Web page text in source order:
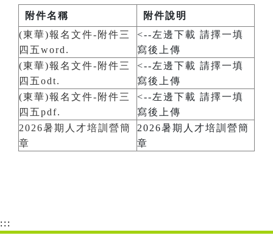
附件名稱
附件說明
(東華)報名文件-附件三
四五word.
<--左邊下載 請擇一填
寫後上傳
(東華)報名文件-附件三
四五odt.
<--左邊下載 請擇一填
寫後上傳
(東華)報名文件-附件三
四五pdf.
<--左邊下載 請擇一填
寫後上傳
2026暑期人才培訓營簡
章
2026暑期人才培訓營簡
章
:::